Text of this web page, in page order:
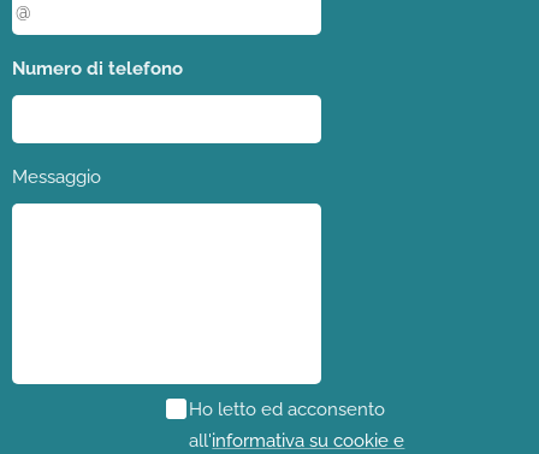
Numero di telefono
Messaggio
Ho letto ed acconsento
all'informativa su cookie e